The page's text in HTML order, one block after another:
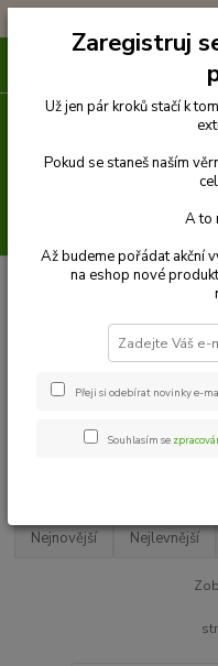
Sedlářské kování
Sedlářské
Karabiny
Nejnovější Nejlevnější
Zaregistruj
Už jen pár kroků stačí k
Pokud se staneš naším
A to
Až budeme pořádat akční
na eshop nové
Přeji si odebírat novinky e-
Souhlasím se